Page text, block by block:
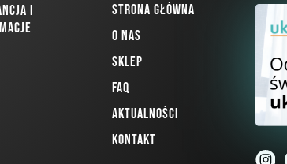
i
Strona główna
O nas
Sklep
FAQ
Aktualności
Kontakt